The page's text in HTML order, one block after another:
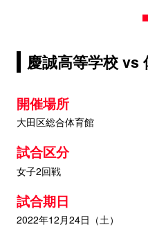
慶誠高等学校 vs
開催場所
大田区総合体育館
試合区分
女子2回戦
試合期日
2022年12月24日（土）